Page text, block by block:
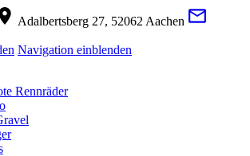
Adalbertsberg 27, 52062 Aachen
Navigation einblenden
Rennräder